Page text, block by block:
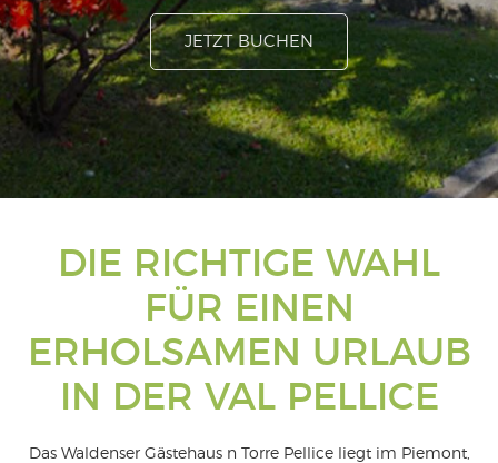
JETZT BUCHEN
DIE RICHTIGE WAHL
FÜR EINEN
ERHOLSAMEN URLAUB
IN DER VAL PELLICE
Das Waldenser Gästehaus n Torre Pellice liegt im Piemont,